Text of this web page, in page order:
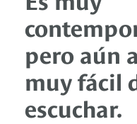
pero aún
muy fácil
escuchar.